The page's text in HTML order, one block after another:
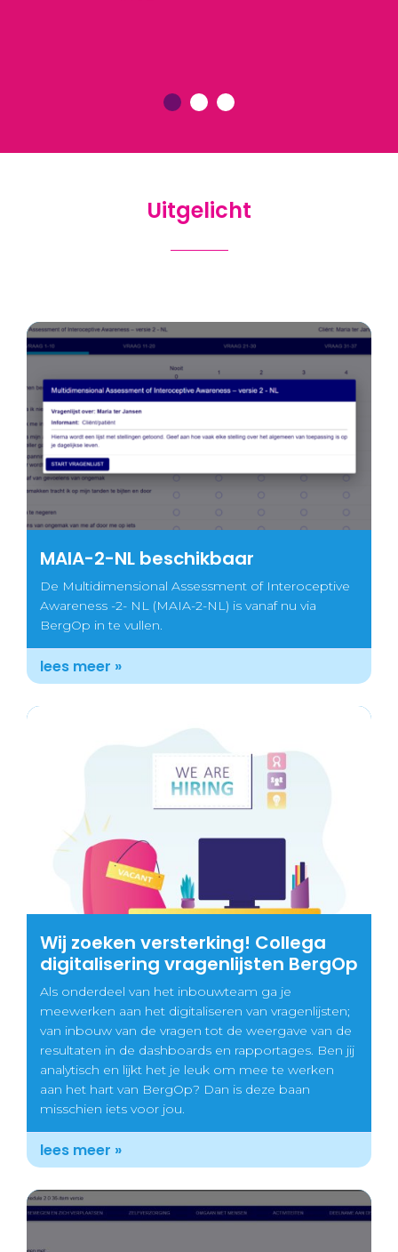
Uitgelicht
MAIA-2-NL beschikbaar
De Multidimensional Assessment of Interoceptive
Awareness -2- NL (MAIA-2-NL) is vanaf nu via
BergOp in te vullen.
lees meer »
Wij zoeken versterking! Collega
digitalisering vragenlijsten BergOp
Als onderdeel van het inbouwteam ga je
meewerken aan het digitaliseren van vragenlijsten;
van inbouw van de vragen tot de weergave van de
resultaten in de dashboards en rapportages. Ben jij
analytisch en lijkt het je leuk om mee te werken
aan het hart van BergOp? Dan is deze baan
misschien iets voor jou.
lees meer »